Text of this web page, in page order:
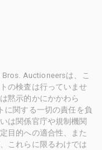
Auctioneersは、こ
の検査は行っていませ
黙示的かにかかわら
に関する一切の責任を負
は関係官庁や規制機関
目的への適合性、また
これらに限るわけでは